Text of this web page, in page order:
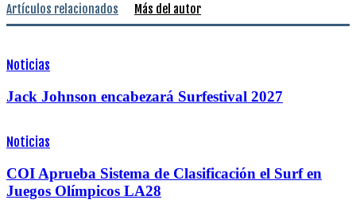
Artículos relacionados Más del autor
Noticias
Jack Johnson encabezará Surfestival 2027
Noticias
COI Aprueba Sistema de Clasificación el Surf en
Juegos Olímpicos LA28